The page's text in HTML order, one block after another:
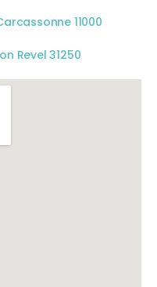
11000
Revel 31250